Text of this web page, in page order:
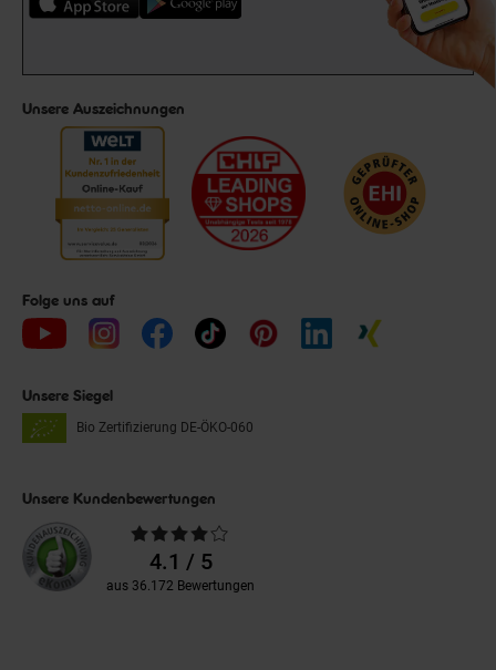
Unsere Auszeichnungen
Folge uns auf
Unsere Siegel
Bio Zertifizierung DE-ÖKO-060
Unsere Kundenbewertungen
Durchschnittliche
Bewertungen4.1 / 5
aus 36.172 Bewertungen